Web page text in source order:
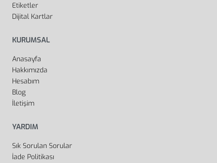
Etiketler
Dijital Kartlar
KURUMSAL
Anasayfa
Hakkımızda
Hesabım
Blog
İletişim
YARDIM
Sık Sorulan Sorular
İade Politikası